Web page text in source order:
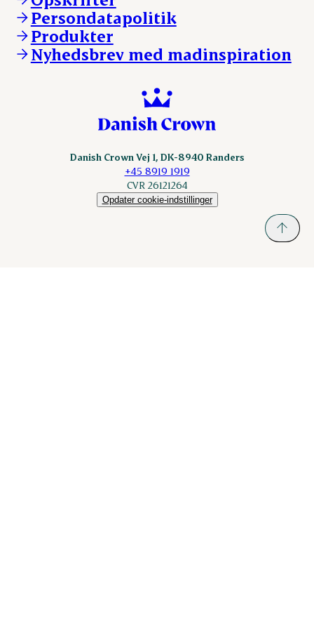
Fonden Dansk Gastronomi
KLS.se
nordicspoor.com
Scanhide.dk
Persondatapolitik
Produkter
Nyhedsbrev med madinspiration
Danish Crown Vej 1, DK-8940 Randers
+45 8919 1919
CVR 26121264
Opdater cookie-indstillinger